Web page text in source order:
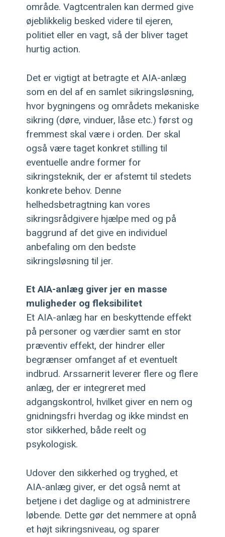
område. Vagtcentralen kan dermed give
øjeblikkelig besked videre til ejeren,
politiet eller en vagt, så der bliver taget
hurtig action.
Det er vigtigt at betragte et AIA-anlæg
som en del af en samlet sikringsløsning,
hvor bygningens og områdets mekaniske
sikring (døre, vinduer, låse etc.) først og
fremmest skal være i orden. Der skal
også være taget konkret stilling til
eventuelle andre former for
sikringsteknik, der er afstemt til stedets
konkrete behov. Denne
helhedsbetragtning kan vores
sikringsrådgivere hjælpe med og på
baggrund af det give en individuel
anbefaling om den bedste
sikringsløsning til jer.
Et AIA-anlæg giver jer en masse
muligheder og fleksibilitet
Et AIA-anlæg har en beskyttende effekt
på personer og værdier samt en stor
præventiv effekt, der hindrer eller
begrænser omfanget af et eventuelt
indbrud. Arssarnerit leverer flere og flere
anlæg, der er integreret med
adgangskontrol, hvilket giver en nem og
gnidningsfri hverdag og ikke mindst en
stor sikkerhed, både reelt og
psykologisk.
Udover den sikkerhed og tryghed, et
AIA-anlæg giver, er det også nemt at
betjene i det daglige og at administrere
løbende. Dette gør det nemmere at opnå
et højt sikringsniveau, og sparer